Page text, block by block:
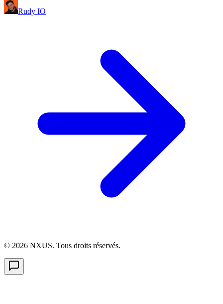
Rudy IO
© 2026 NXUS. Tous droits réservés.